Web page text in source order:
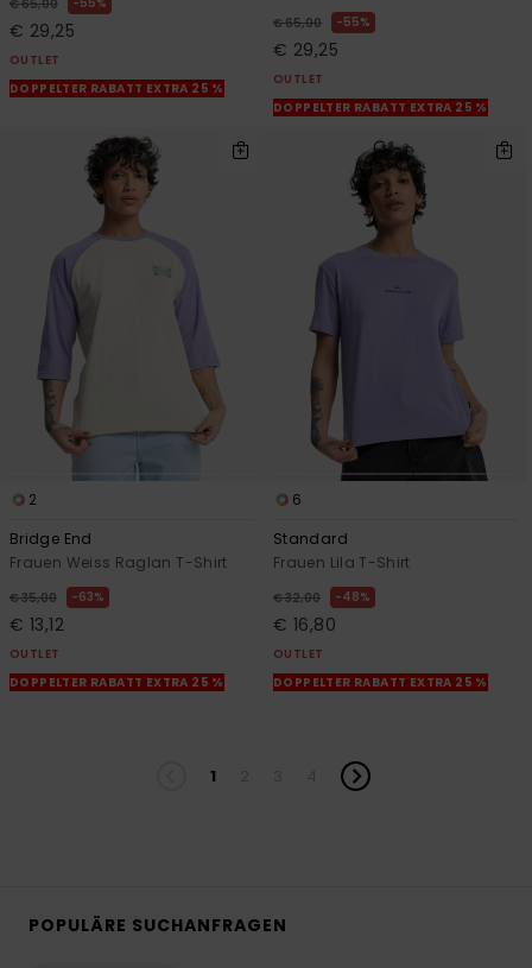
€ 65,00
€ 29,25
OUTLET
DOPPELTER RABATT EXTRA 25 %
€ 65,00 55%
€ 29,25
OUTLET
DOPPELTER RABATT EXTRA 25 %
2
Bridge End
Frauen Weiss Raglan T-Shirt
€ 35,00 63%
€ 13,12
OUTLET
DOPPELTER RABATT EXTRA 25 %
6
Standard
Frauen Lila T-Shirt
€ 32,00 48%
€ 16,80
OUTLET
DOPPELTER RABATT EXTRA 25 %
1
POPULÄRE SUCHANFRAGEN